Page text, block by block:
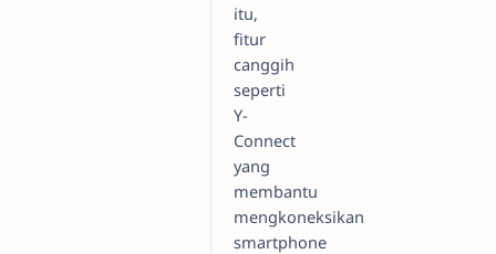
itu,
fitur
canggih
seperti
Y-
Connect
yang
membantu
mengkoneksikan
smartphone